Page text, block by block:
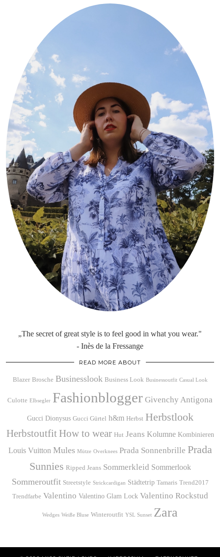
„The secret of great style is to feel good in what you wear."
- Inès de la Fressange
READ MORE ABOUT
Blazer Brosche Businesslook Business Look Businessoutfit Casual Look
Culotte Elbsegler Fashionblogger Givenchy Antigona
Gucci Dionysus Gucci Gürtel h&m Herbst Herbstlook
Herbstoutfit How to wear Hut Jeans Kolumne Kombinieren
Louis Vuitton Mules Mütze Overknees Prada Sonnenbrille Prada
Sunnies Ripped Jeans Sommerkleid Sommerlook
Sommeroutfit Streetstyle Strickcardigan Städtetrip Tamaris Trend2017
Trendfarbe Valentino Valentino Glam Lock Valentino Rockstud
Wedges Weiße Bluse Winteroutfit YSL Sunset Zara